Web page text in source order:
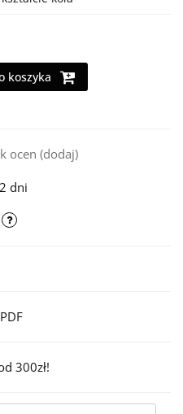
koszyka
ocen (dodaj)
dni
300zł!